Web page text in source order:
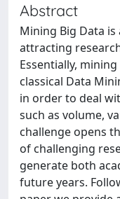
Abstract
Mining Big Data
attracting
Essentially,
classical Data
in order to deal
such as volume,
challenge opens
of challenging
generate both
future years.